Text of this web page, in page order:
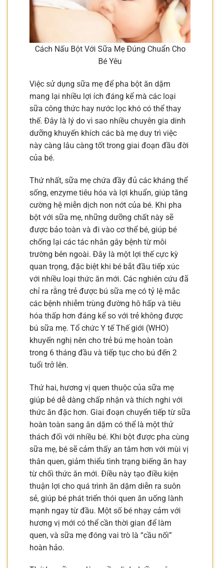
Cách Nấu Bột Với Sữa Mẹ Đúng Chuẩn Cho
Bé Yêu
Việc sử dụng sữa mẹ để pha bột ăn dặm
mang lại nhiều lợi ích đáng kể mà các loại
sữa công thức hay nước lọc khó có thể thay
thế. Đây là lý do vì sao nhiều chuyên gia dinh
dưỡng khuyến khích các bà mẹ duy trì việc
này càng lâu càng tốt trong giai đoạn đầu đời
của bé.
Thứ nhất, sữa mẹ chứa đầy đủ các kháng thể
sống, enzyme tiêu hóa và lợi khuẩn, giúp tăng
cường hệ miễn dịch non nớt của bé. Khi pha
bột với sữa mẹ, những dưỡng chất này sẽ
được bảo toàn và đi vào cơ thể bé, giúp bé
chống lại các tác nhân gây bệnh từ môi
trường bên ngoài. Đây là một lợi thế cực kỳ
quan trọng, đặc biệt khi bé bắt đầu tiếp xúc
với nhiều loại thức ăn mới. Các nghiên cứu đã
chỉ ra rằng trẻ được bú sữa mẹ có tỷ lệ mắc
các bệnh nhiễm trùng đường hô hấp và tiêu
hóa thấp hơn đáng kể so với trẻ không được
bú sữa mẹ. Tổ chức Y tế Thế giới (WHO)
khuyến nghị nên cho trẻ bú mẹ hoàn toàn
trong 6 tháng đầu và tiếp tục cho bú đến 2
tuổi trở lên.
Thứ hai, hương vị quen thuộc của sữa mẹ
giúp bé dễ dàng chấp nhận và thích nghi với
thức ăn đặc hơn. Giai đoạn chuyển tiếp từ sữa
hoàn toàn sang ăn dặm có thể là một thử
thách đối với nhiều bé. Khi bột được pha cùng
sữa mẹ, bé sẽ cảm thấy an tâm hơn với mùi vị
thân quen, giảm thiểu tình trạng biếng ăn hay
từ chối thức ăn mới. Điều này tạo điều kiện
thuận lợi cho quá trình ăn dặm diễn ra suôn
sẻ, giúp bé phát triển thói quen ăn uống lành
mạnh ngay từ đầu. Một số bé nhạy cảm với
hương vị mới có thể cần thời gian để làm
quen, và sữa mẹ đóng vai trò là “cầu nối”
hoàn hảo.